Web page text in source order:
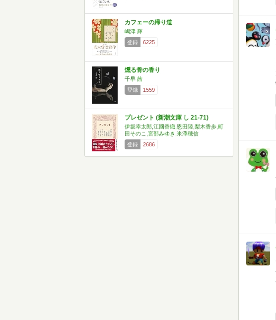
カフェーの帰り道
嶋津 輝
登録
6225
燻る骨の香り
千早 茜
登録
1559
プレゼント (新潮文庫 し 21-71)
伊坂幸太郎,江國香織,恩田陸,梨木香歩,町
田そのこ,宮部みゆき,米澤穂信
登録
2686